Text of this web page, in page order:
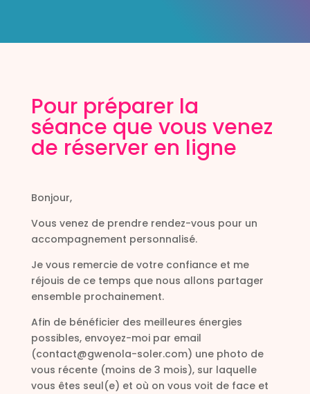
Pour préparer la
séance que vous venez
de réserver en ligne
Bonjour,
Vous venez de prendre rendez-vous pour un
accompagnement personnalisé.
Je vous remercie de votre confiance et me
réjouis de ce temps que nous allons partager
ensemble prochainement.
Afin de bénéficier des meilleures énergies
possibles, envoyez-moi par email
(contact@gwenola-soler.com) une photo de
vous récente (moins de 3 mois), sur laquelle
vous êtes seul(e) et où on vous voit de face et